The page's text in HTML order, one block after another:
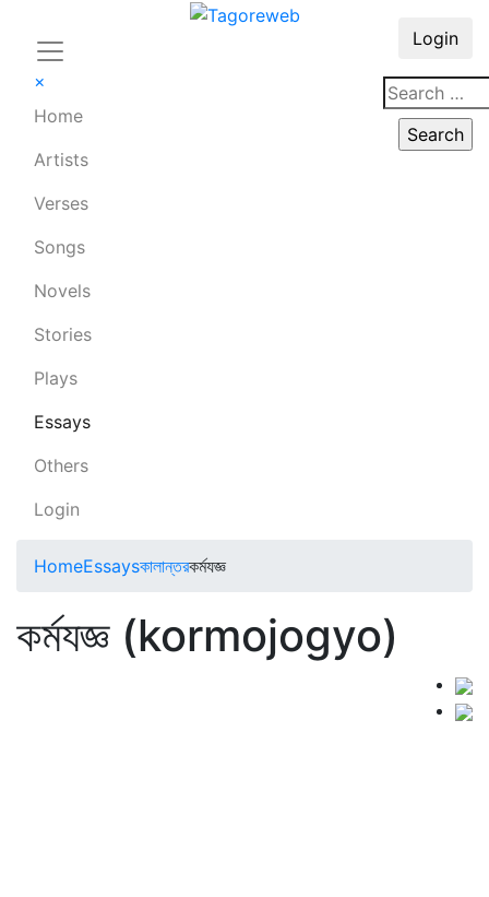
×
Home
Artists
Verses
Songs
Novels
Stories
Plays
Essays
Others
Login
Login
HomeEssaysকালান্তরকর্মযজ্ঞ
কর্মযজ্ঞ (kormojogyo)